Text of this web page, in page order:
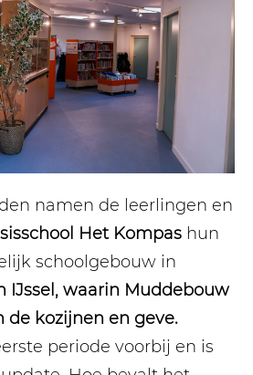
namen de leerlingen en
Het Kompas hun
schoolgebouw in
IJssel, waarin Muddebouw
de kozijnen en geve.
periode voorbij en is